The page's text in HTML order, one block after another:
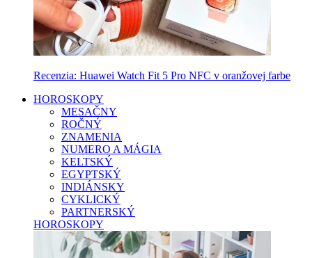
Recenzia: Huawei Watch Fit 5 Pro NFC v oranžovej farbe
HOROSKOPY
MESAČNY
ROČNÝ
ZNAMENIA
NUMERO A MÁGIA
KELTSKÝ
EGYPTSKÝ
INDIÁNSKY
CYKLICKÝ
PARTNERSKÝ
HOROSKOPY